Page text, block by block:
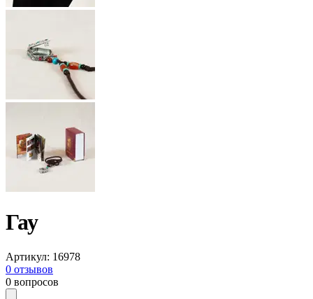
Гау
Артикул: 16978
0 отзывов
0 вопросов